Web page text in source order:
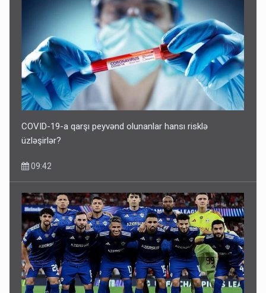
COVID-19-a qarşı peyvənd olunanlar hansı risklə
üzləşirlər?
09:42